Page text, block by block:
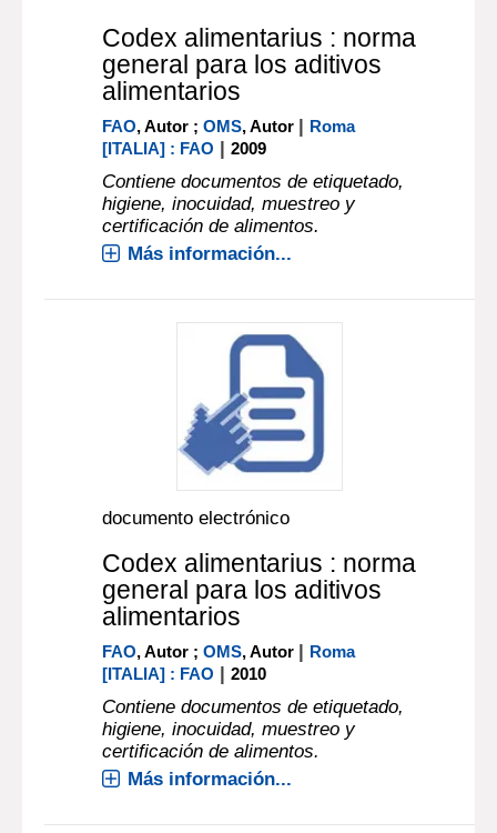
Codex alimentarius : norma
general para los aditivos
alimentarios
FAO, Autor ;OMS, Autor | Roma
[ITALIA] : FAO |2009
Contiene documentos de etiquetado,
higiene, inocuidad, muestreo y
certificación de alimentos.
Más información...
documento electrónico
Codex alimentarius : norma
general para los aditivos
alimentarios
FAO, Autor ;OMS, Autor | Roma
[ITALIA] : FAO |2010
Contiene documentos de etiquetado,
higiene, inocuidad, muestreo y
certificación de alimentos.
Más información...